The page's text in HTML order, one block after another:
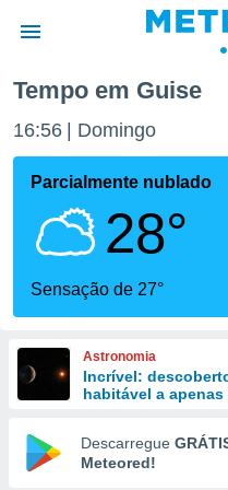
da
foi
fornecidas
a este
das
e
forma
digital
Tempo em Guise
16:56 Domingo
Parcialmente nublado
28°
Sensação de 27°
Astronomia
Incrível:
habitável a apenas
Descarregue
Meteored!